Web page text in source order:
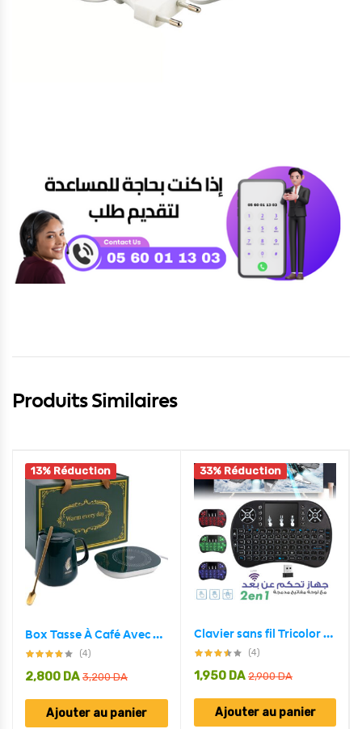
Produits Similaires
13% Réduction
Box Tasse À Café Avec Support Chauffant Électrique
(4)
3,200DA
2,800 DA
Ajouter au panier
33% Réduction
Clavier sans fil Tricolor rétroéclairé USB multimédia contrôle
(4)
2,900DA
1,950 DA
Ajouter au panier